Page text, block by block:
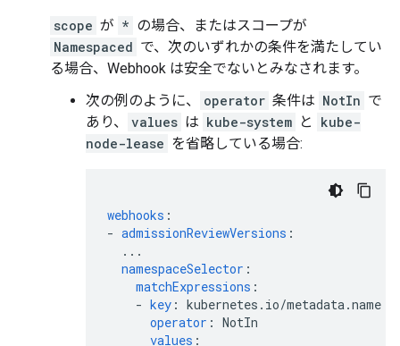
scope が * の場合、またはスコープが
Namespaced で、次のいずれかの条件を満たしてい
る場合、Webhook は安全でないとみなされます。
次の例のように、
operator 条件は NotIn で
あり、
values は kube-system と
kube-
node-lease を省略している場合:
webhooks :
- admissionReviewVersions :
...
namespaceSelector :
matchExpressions :
- key : kubernetes.io/metadata.name
operator : NotIn
values :